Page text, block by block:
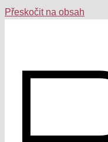
Přeskočit na obsah